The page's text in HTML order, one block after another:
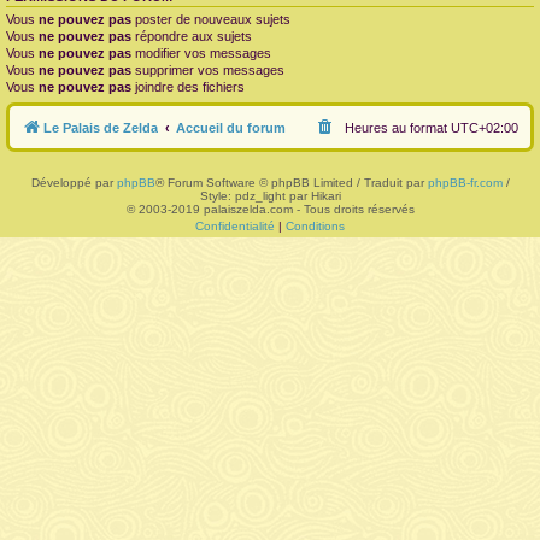
Vous ne pouvez pas poster de nouveaux sujets
Vous ne pouvez pas répondre aux sujets
Vous ne pouvez pas modifier vos messages
Vous ne pouvez pas supprimer vos messages
Vous ne pouvez pas joindre des fichiers
Le Palais de Zelda Accueil du forum Heures au format UTC+02:00
Développé par phpBB® Forum Software © phpBB Limited / Traduit par phpBB-fr.com/
Style: pdz_light par Hikari
© 2003-2019 palaiszelda.com - Tous droits réservés
Confidentialité | Conditions